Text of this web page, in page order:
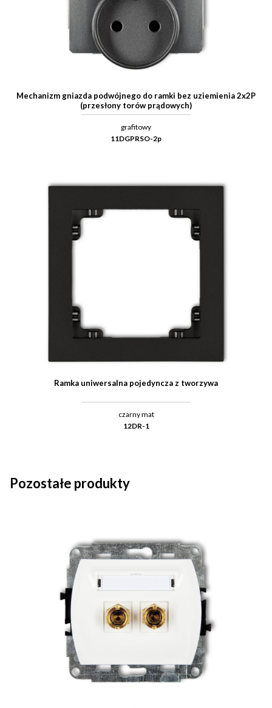
Mechanizm gniazda podwójnego do ramki bez uziemienia 2x2P
(przesłony torów prądowych)
grafitowy
11DGPRSO-2p
Ramka uniwersalna pojedyncza z tworzywa
czarny mat
12DR-1
Pozostałe produkty